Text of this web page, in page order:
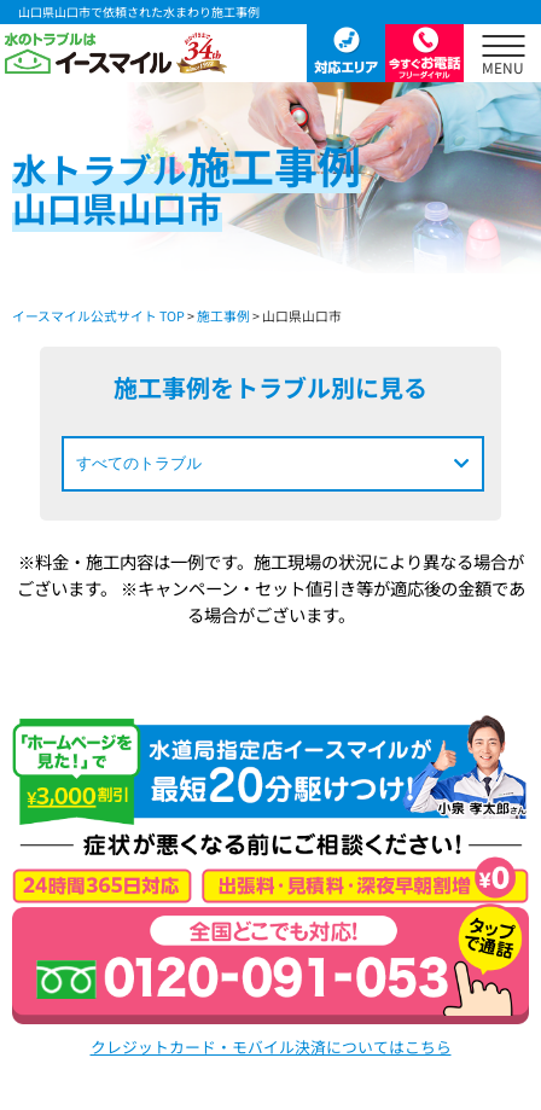
山口県山口市で依頼された水まわり施工事例
水トラブル施工事例
山口県山口市
イースマイル公式サイト TOP>施工事例 > 山口県山口市
施工事例をトラブル別に見る
※料金・施工内容は一例です。施工現場の状況により異なる場合が
ございます。
※キャンペーン・セット値引き等が適応後の金額であ
る場合がございます。
クレジットカード・モバイル決済についてはこちら